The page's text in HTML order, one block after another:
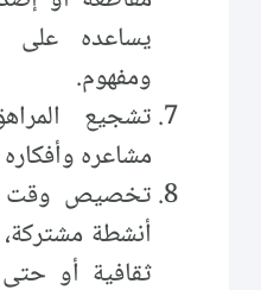
يساعده على
ومفهوم.
تشجيع
مشاعره
تخصيص وقت
أنشطة
ثقافية أو